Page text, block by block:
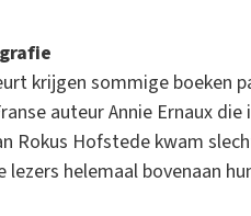
krijgen sommige boeken
auteur Annie Ernaux die
Rokus Hofstede kwam
lezers helemaal bovenaan